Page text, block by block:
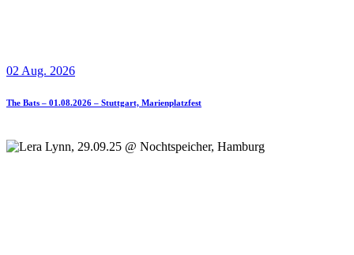
02 Aug. 2026
The Bats – 01.08.2026 – Stuttgart, Marienplatzfest